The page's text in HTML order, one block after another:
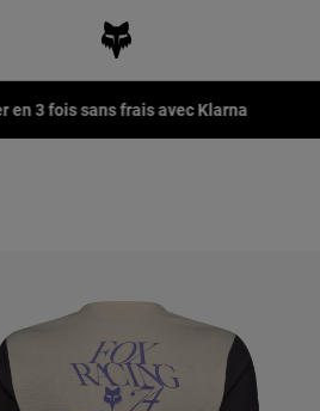
Capsule Collection -Voir la collection